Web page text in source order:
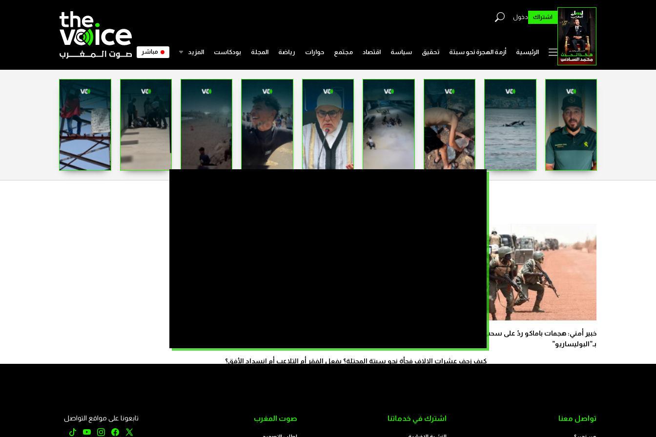
اشتراك دخول
الرئيسية أزمة الهجرة نحو سبتة تحقيق سياسة اقتصاد مجتمع حوارات رياضة المجلة بودكاست المزيد مباشر
كيف زحف عشرات الالاف فجأة نحو سبتة المحتلة؟ بفعل الفقر أم التلاعب أم انسداد الأفق؟
خبير أمني: هجمات باماكو ردّ على سحب مالي الاعتراف
بـ”البوليساريو”
تواصل معنا اشترك في خدماتنا صوت المغرب تابعونا على مواقع التواصل